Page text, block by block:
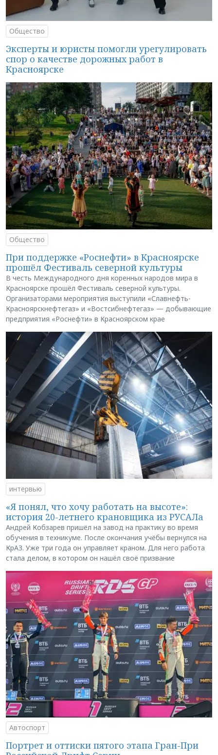
Общество
Эксперты и юристы помогли урегулировать
спор о качестве дорожных работ в
Красноярске
Общество
При поддержке «Роснефти» в Красноярске
прошёл Фестиваль северной культуры
В честь Международного дня коренных народов мира в
Красноярске прошёл Фестиваль северной культуры.
Организаторами мероприятия выступили «Славнефть-
Красноярскнефтегаз» и «Востсибнефтегаз» — добывающие
предприятия «Роснефти» в Красноярском крае
интервью
«Я понял, что хочу работать на высоте»:
история 20-летнего крановщика из РУСАЛа
Андрей Кобзарев пришёл на завод на практику во время
обучения в техникуме. После окончания учёбы вернулся на
КрАЗ. Уже три года он управляет краном. Для него работа
стала делом, в котором он нашёл своё призвание
Автоспорт
Портрет и оттиски пятого этапа Гран-При